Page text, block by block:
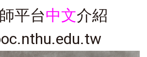
平台中文介紹